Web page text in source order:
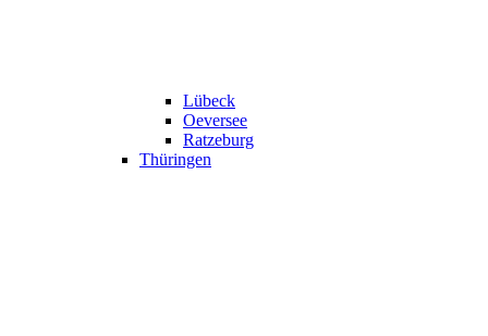
Lübeck
Oeversee
Ratzeburg
Thüringen